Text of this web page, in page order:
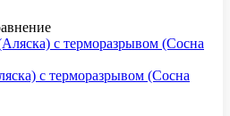
с терморазрывом (Сосна